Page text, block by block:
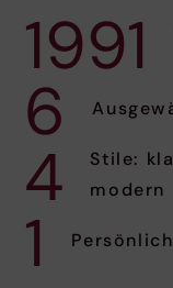
1991
6
4
Stile:
modern
1